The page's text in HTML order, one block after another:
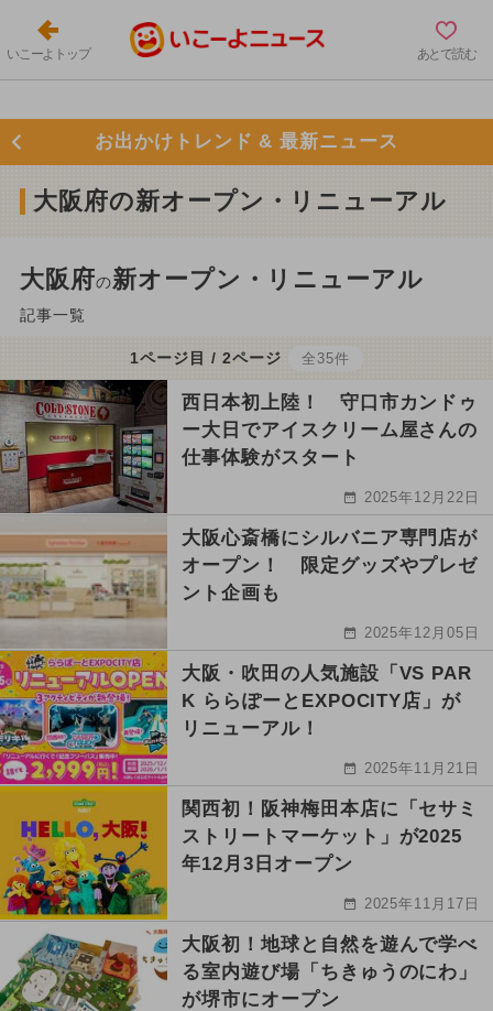
いこーよトップ あとで読む
お出かけトレンド & 最新ニュース
大阪府の新オープン・リニューアル
大阪府の新オープン・リニューアル
記事一覧
1ページ目 / 2ページ 全35件
西日本初上陸！ 守口市カンドゥ
ー大日でアイスクリーム屋さんの
仕事体験がスタート
2025年12月22日
大阪心斎橋にシルバニア専門店が
オープン！ 限定グッズやプレゼ
ント企画も
2025年12月05日
大阪・吹田の人気施設「VS PAR
K ららぽーとEXPOCITY店」が
リニューアル！
2025年11月21日
関西初！阪神梅田本店に「セサミ
ストリートマーケット」が2025
年12月3日オープン
2025年11月17日
大阪初！地球と自然を遊んで学べ
る室内遊び場「ちきゅうのにわ」
が堺市にオープン